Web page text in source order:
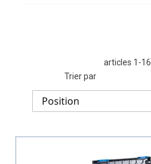
articles 1 -16
Trier par